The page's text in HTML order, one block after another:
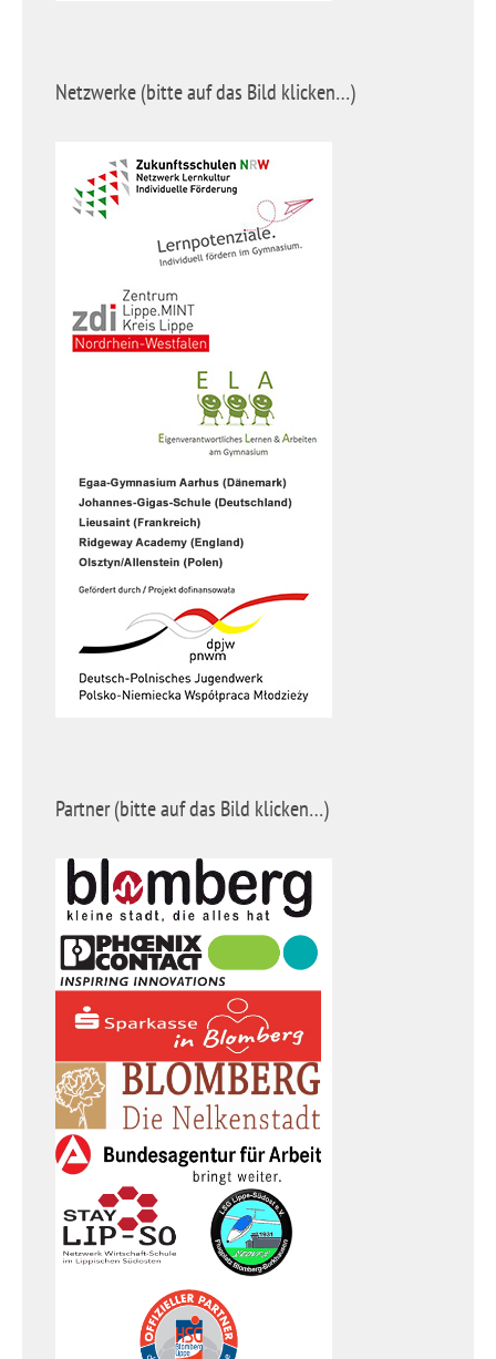
Netzwerke (bitte auf das Bild klicken…)
Partner (bitte auf das Bild klicken…)